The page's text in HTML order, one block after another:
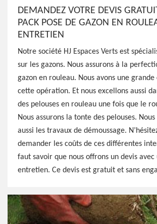
DEMANDEZ VOTRE DEVIS
PACK POSE DE GAZON EN
ENTRETIEN
Notre société HJ Espaces Verts est
sur les gazons. Nous assurons à la
gazon en rouleau. Nous avons une
cette opération. Et nous excellons aussi
des pelouses en rouleau une fois que le
Nous assurons la tonte des pelouses.
aussi les travaux de démoussage.
demander les coûts de ces différentes
faut savoir que nous offrons un devis avec
entretien. Ce devis est gratuit et sans